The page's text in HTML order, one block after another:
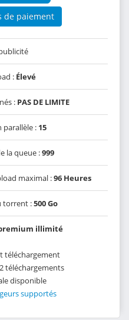
de paiement
: Élevé
: PAS DE LIMITE
parallèle : 15
la queue :999
maximal :96 Heures
torrent :500 Go
illimité
téléchargement
téléchargements
disponible
supportés